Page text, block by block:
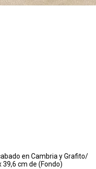
en Cambria y Grafito/
cm de (Fondo)